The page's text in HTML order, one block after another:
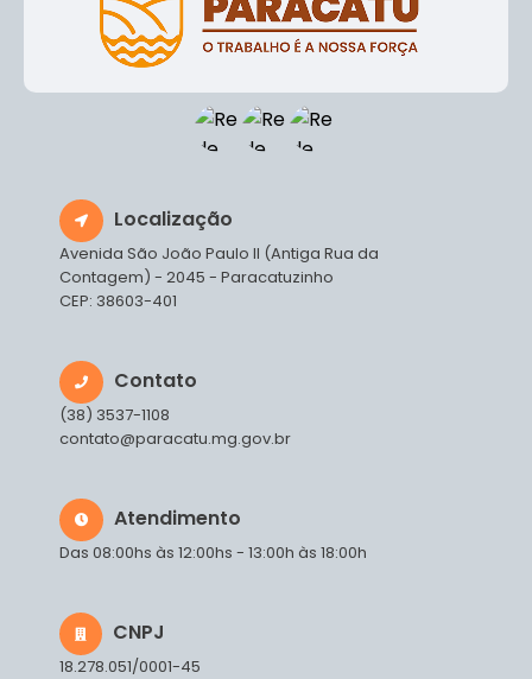
Localização
Avenida São João Paulo II (Antiga Rua da
Contagem) - 2045 - Paracatuzinho
CEP: 38603-401
Contato
(38) 3537-1108
contato@paracatu.mg.gov.br
Atendimento
Das 08:00hs às 12:00hs - 13:00h às 18:00h
CNPJ
18.278.051/0001-45